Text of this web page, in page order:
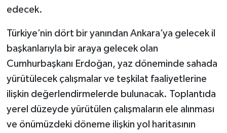
edecek.
Türkiye’nin dört bir yanından Ankara’ya gelecek il
başkanlarıyla bir araya gelecek olan
Cumhurbaşkanı Erdoğan, yaz döneminde sahada
yürütülecek çalışmalar ve teşkilat faaliyetlerine
ilişkin değerlendirmelerde bulunacak. Toplantıda
yerel düzeyde yürütülen çalışmaların ele alınması
ve önümüzdeki döneme ilişkin yol haritasının